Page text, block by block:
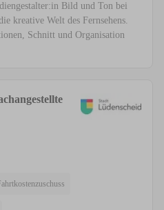
Bild und Ton bei
kreative Welt des Fernsehens.
Schnitt und Organisation